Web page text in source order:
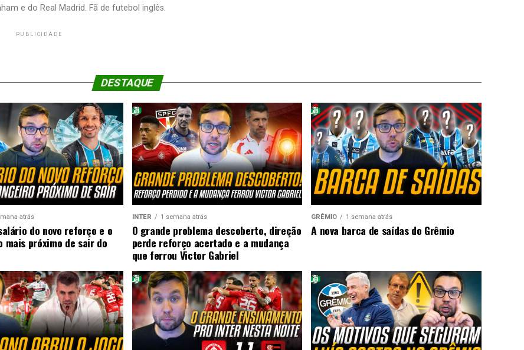
e do Real Madrid. Fã de futebol inglês.
PUBLICIDADE
DESTAQUE
atrás
do novo reforço e o
mais próximo de sair do
INTER 1 semana atrás
O grande problema descoberto, direção
perde reforço acertado e a mudança
que ferrou Victor Gabriel
GRÊMIO 1 semana atrás
A nova barca de saídas do Grêmio